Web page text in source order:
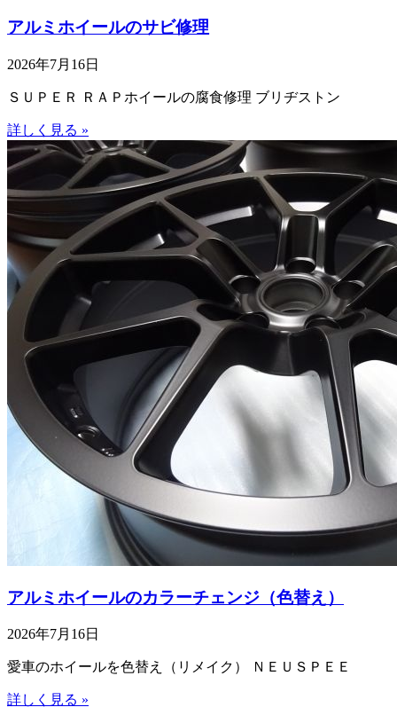
アルミホイールのサビ修理
2026年7月16日
ＳＵＰＥＲ ＲＡＰホイールの腐食修理 ブリヂストン
詳しく見る »
アルミホイールのカラーチェンジ（色替え）
2026年7月16日
愛車のホイールを色替え（リメイク） ＮＥＵＳＰＥＥ
詳しく見る »